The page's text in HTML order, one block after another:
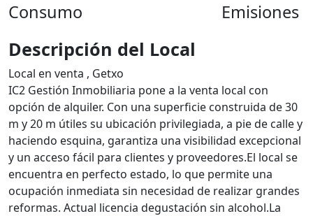
Consumo Emisiones
Descripción del Local
Local en venta , Getxo
IC2 Gestión Inmobiliaria pone a la venta local con
opción de alquiler. Con una superficie construida de 30
m y 20 m útiles su ubicación privilegiada, a pie de calle y
haciendo esquina, garantiza una visibilidad excepcional
y un acceso fácil para clientes y proveedores.El local se
encuentra en perfecto estado, lo que permite una
ocupación inmediata sin necesidad de realizar grandes
reformas. Actual licencia degustación sin alcohol.La